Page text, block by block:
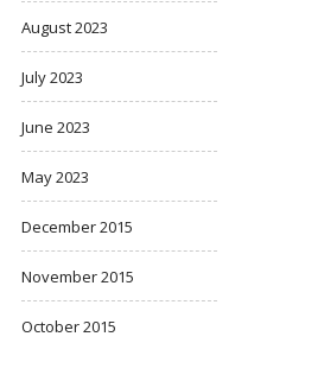
August 2023
July 2023
June 2023
May 2023
December 2015
November 2015
October 2015